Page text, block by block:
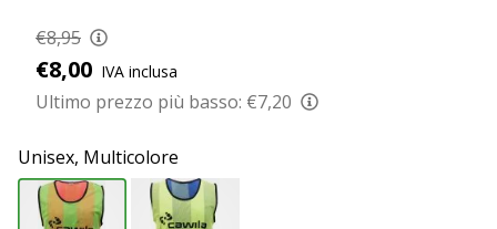
come
noi?
Unisciti
come
marchio
Ambassador.
€8,95
€8,00 IVA inclusa
Ultimo prezzo più basso: €7,20
Unisex, Multicolore